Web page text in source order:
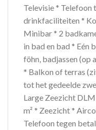
Televisie * Telefoon
drinkfaciliteiten *
Minibar * 2
in bad en bad * Eén
föhn, badjassen (op
* Balkon of terras
tot het gedeelde
Large Zeezicht
m² * Zeezicht *
Telefoon tegen